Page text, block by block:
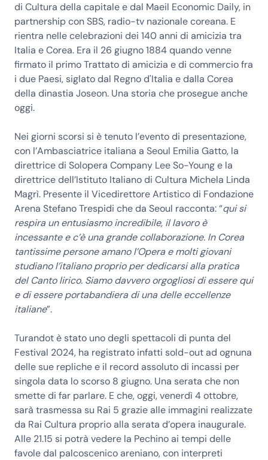
di Cultura della capitale e dal Maeil Economic Daily, in
partnership con SBS, radio-tv nazionale coreana. E
rientra nelle celebrazioni dei 140 anni di amicizia tra
Italia e Corea. Era il 26 giugno 1884 quando venne
firmato il primo Trattato di amicizia e di commercio fra
i due Paesi, siglato dal Regno d'Italia e dalla Corea
della dinastia Joseon. Una storia che prosegue anche
oggi.
Nei giorni scorsi si è tenuto l’evento di presentazione,
con l’Ambasciatrice italiana a Seoul Emilia Gatto, la
direttrice di Solopera Company Lee So-Young e la
direttrice dell’Istituto Italiano di Cultura Michela Linda
Magrì. Presente il Vicedirettore Artistico di Fondazione
Arena Stefano Trespidi che da Seoul racconta: “qui si
respira un entusiasmo incredibile, il lavoro è
incessante e c’è una grande collaborazione. In Corea
tantissime persone amano l’Opera e molti giovani
studiano l’italiano proprio per dedicarsi alla pratica
del Canto lirico. Siamo davvero orgogliosi di essere qui
e di essere portabandiera di una delle eccellenze
italiane”.
Turandot è stato uno degli spettacoli di punta del
Festival 2024, ha registrato infatti sold-out ad ognuna
delle sue repliche e il record assoluto di incassi per
singola data lo scorso 8 giugno. Una serata che non
smette di far parlare. E che, oggi, venerdì 4 ottobre,
sarà trasmessa su Rai 5 grazie alle immagini realizzate
da Rai Cultura proprio alla serata d’opera inaugurale.
Alle 21.15 si potrà vedere la Pechino ai tempi delle
favole dal palcoscenico areniano, con interpreti